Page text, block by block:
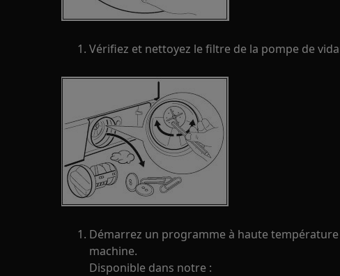
Vérifiez et nettoyez le filtre de la pompe de
Démarrez un programme à haute
machine.
Disponible dans notre :